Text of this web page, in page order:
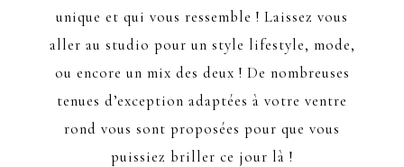
unique et qui vous ressemble ! Laissez vous
aller au studio pour un style lifestyle, mode,
ou encore un mix des deux ! De nombreuses
tenues d’exception adaptées à votre ventre
rond vous sont proposées pour que vous
puissiez briller ce jour là !